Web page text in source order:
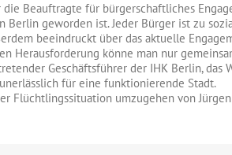
Beauftragte für bürgerschaftliches
geworden ist. Jeder Bürger ist zu
beeindruckt über das aktuelle
Herausforderung könne man nur
Geschäftsführer der IHK Berlin,
für eine funktionierende Stadt.
Flüchtlingssituation umzugehen von